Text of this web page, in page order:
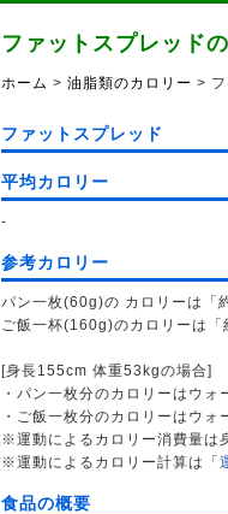
ファットスプレッド
ホーム > 油脂類のカロリー >
ファットスプレッド
平均カロリー
-
参考カロリー
パン一枚(60g)の カロリーは「
ご飯一杯(160g)のカロリーは「
[身長155cm 体重53kgの場合]
・パン一枚分のカロリーはウ
・ご飯一枚分のカロリーはウ
※運動によるカロリー消費量は
※運動によるカロリー計算は「
食品の概要